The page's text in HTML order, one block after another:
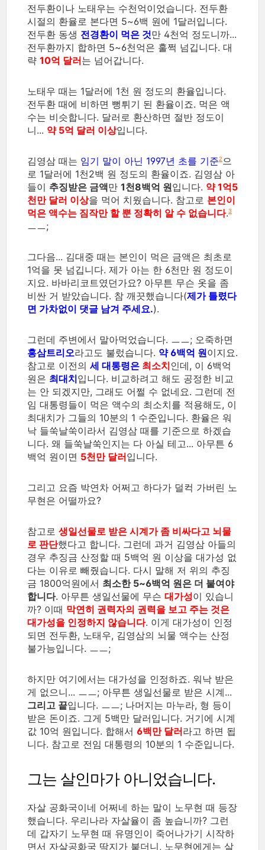
전두환이나 노태우는 수천억이었습니다. 전두환
시절의 환율로 본다면 5~6백 원에 1달러입니다.
전두환 동생 전경환이 먹은 것만 4천억 정도니까...
전두환까지 합하면 5~6천억은 훌쩍 넘깁니다. 대
략 10억 달러는 넘어갑니다.
노태우 때는 1달러에 1천 원 정도의 환율입니다.
전두환 때에 비하면 뻥튀기 된 환율이죠. 먹은 액
수는 비슷합니다. 달러로 환산하면 절반 정도이
니... 약 5억 달러 이상입니다.
김영삼 때는 임기 말이 아닌 1997년 초를 기준2으
로 1달러에 1천2백 원 정도의 환율이죠. 김영삼 아
들이 추징받은 금액만 1천8백억 원입니다. 약 1억5
천만 달러 이상을 먹어 치웠습니다. 참고로 본인이
먹은 액수는 짐작만 할 뿐 정확히 알 수 없습니다.3
ㅡㅡ;
그다음... 김대중 때는 본인이 먹은 금액은 최초로
1억을 못 넘깁니다. 제가 아는 한 6천만 원 정도이
지요. 바바리코트였던가요? 아무튼 무슨 옷을 좀
비싼 거 받았습니다. 참 깨끗했습니다(제가 틀렸다
면 가차없이 댓글 남겨 주세요.).
그런데 주변에서 말아먹었습니다. ㅡㅡ; 오죽하면
홍삼트리오라고도 불렀습니다. 약 6백억 원이지요.
참고로 이전의 세 대통령은 최소치인데, 이 6백억
원은 최대치입니다. 비교하려고 해도 공정한 비교
는 안 되겠지만, 그래도 어쩔 수 없네요. 그런데 전
임 대통령들이 먹은 액수의 최소치를 적용해도, 이
최대치가 그들의 10분의 1 수준입니다. 환율은 워
낙 들쑥날쑥이라서 김영삼 때를 기준으로 하겠습
니다. 왜 들쑥날쑥인지는 다 아실 테고... 아무튼 6
백억 원이면 5천만 달러입니다.
그리고 요즘 박연차 어쩌고 하다가 덜컥 가버린 노
무현은 어떨까요?
참고로 생일선물로 받은 시계가 좀 비싸다고 뇌물
로 판단했다고 합니다. 그런데 과거 김영삼 아들의
경우 추징금 산정할 때 5백억 원 이상을 대가성 없
다는 이유로 빼줬습니다. 다시 말해 저 위의 추징
금 1800억원에서 최소한 5~6백억 원은 더 붙여야
합니다. 아무튼 생일선물에 무슨 대가성이 있습니
까? 이때 막연히 권력자의 권력을 보고 주는 것은
대가성을 인정하지 않습니다. 이게 대가성이 인정
되면 전두환, 노태우, 김영삼의 뇌물 액수는 산정
불가능입니다. ㅡㅡ;
하지만 여기에서는 대가성을 인정하죠. 워낙 받은
게 없으니... ㅡㅡ; 아무튼 생일선물로 받은 시계...
그리고 끝입니다. ㅡㅡ; 나머지는 마누라, 형 등이
받은 돈이죠. 그게 5백만 달러입니다. 거기에 시계
값 10억 원입니다. 합해서 6백만 달러라고 하면 됩
니다. 참고로 전임 대통령의 10분의 1 수준입니다.
그는 살인마가 아니었습니다.
자살 공화국이네 어쩌네 하는 말이 노무현 때 등장
했습니다. 우리나라 자살율이 좀 높습니까? 그런
데 갑자기 노무현 때 유명인이 죽어나가기 시작하
면서 자살공화국 딱지가 붙더니, 노무현에게는 살